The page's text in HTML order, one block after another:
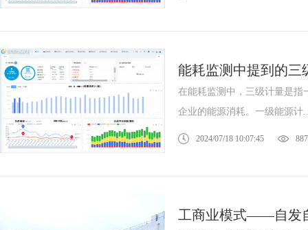
能耗监测中提到的三
在能耗监测中，三级计量是指
企业的能源消耗。一级能源计
2024/07/18 10:07:45
工商业模式——自发